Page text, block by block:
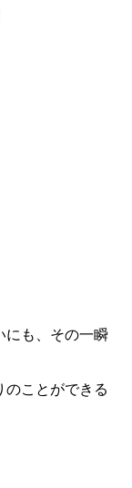
にも、その一瞬
のことができる